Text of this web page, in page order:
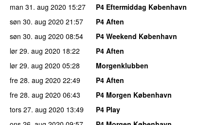
man 31. aug 2020 15:27
P4 Eftermiddag København
søn 30. aug 2020 21:57
P4 Aften
søn 30. aug 2020 08:54
P4 Weekend København
lør 29. aug 2020 18:22
P4 Aften
lør 29. aug 2020 05:28
Morgenklubben
fre 28. aug 2020 22:49
P4 Aften
fre 28. aug 2020 06:43
P4 Morgen København
tors 27. aug 2020 13:49
P4 Play